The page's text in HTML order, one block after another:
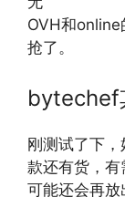
OVH和online
抢了。
bytechef
刚测试了下
款还有货，有
可能还会再放